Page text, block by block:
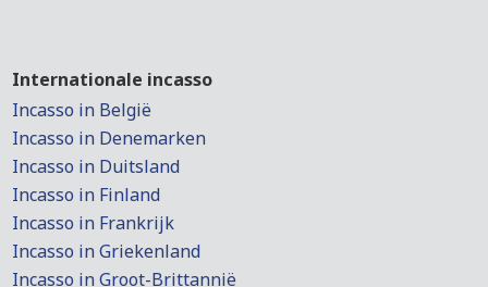
Internationale incasso
Incasso in België
Incasso in Denemarken
Incasso in Duitsland
Incasso in Finland
Incasso in Frankrijk
Incasso in Griekenland
Incasso in Groot-Brittannië